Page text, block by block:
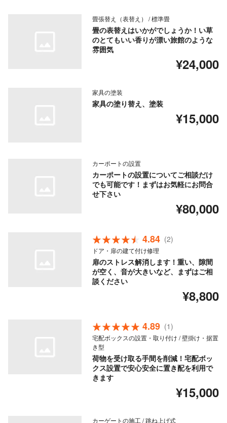
畳張替え（表替え） / 標準畳
畳の表替えはいかがでしょうか！い草
のとてもいい香りが漂い旅館のような
雰囲気
¥24,000
家具の塗装
家具の塗り替え、塗装
¥15,000
カーポートの設置
カーポートの設置についてご相談だけ
でも可能です！まずはお気軽にお問合
せ下さい
¥80,000
4.84 (2)
ドア・扉の建て付け修理
扉のストレス解消します！重い、隙間
が空く、音が大きいなど、まずはご相
談ください
¥8,800
4.89 (1)
宅配ボックスの設置・取り付け / 壁掛け・据置
き型
荷物を受け取る手間を削減！宅配ボッ
クス設置で安心安全に置き配を利用で
きます
¥15,000
カーゲートの施工 / 跳ね上げ式